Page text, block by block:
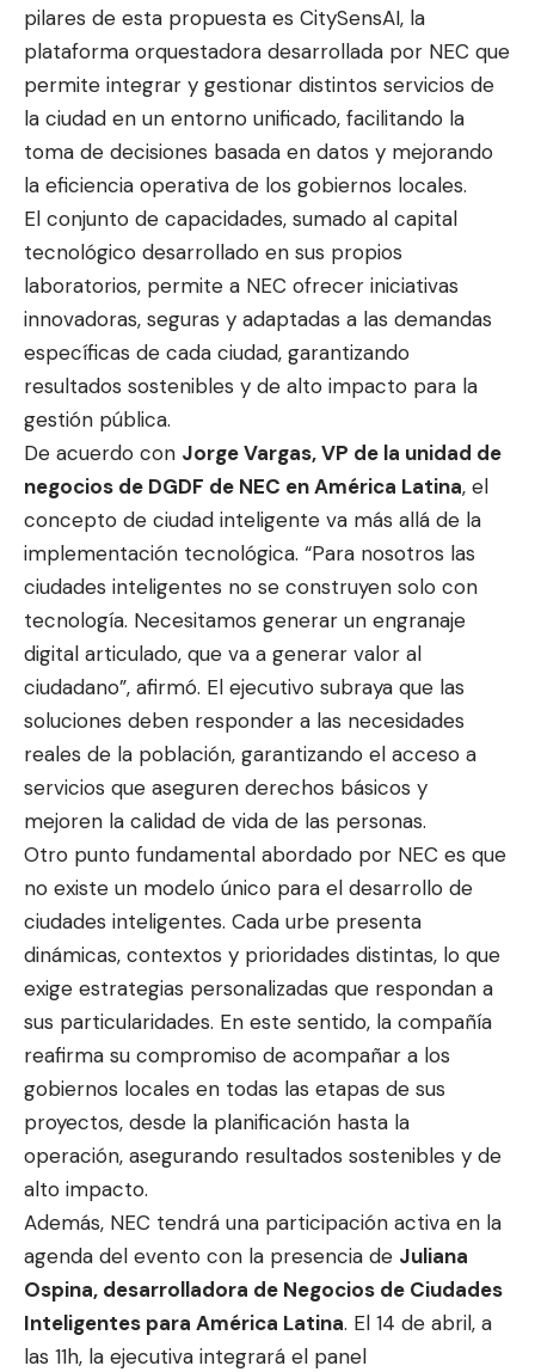
pilares de esta propuesta es CitySensAI, la
plataforma orquestadora desarrollada por NEC que
permite integrar y gestionar distintos servicios de
la ciudad en un entorno unificado, facilitando la
toma de decisiones basada en datos y mejorando
la eficiencia operativa de los gobiernos locales.
El conjunto de capacidades, sumado al capital
tecnológico desarrollado en sus propios
laboratorios, permite a NEC ofrecer iniciativas
innovadoras, seguras y adaptadas a las demandas
específicas de cada ciudad, garantizando
resultados sostenibles y de alto impacto para la
gestión pública.
De acuerdo con Jorge Vargas, VP de la unidad de
negocios de DGDF de NEC en América Latina, el
concepto de ciudad inteligente va más allá de la
implementación tecnológica. “Para nosotros las
ciudades inteligentes no se construyen solo con
tecnología. Necesitamos generar un engranaje
digital articulado, que va a generar valor al
ciudadano”, afirmó. El ejecutivo subraya que las
soluciones deben responder a las necesidades
reales de la población, garantizando el acceso a
servicios que aseguren derechos básicos y
mejoren la calidad de vida de las personas.
Otro punto fundamental abordado por NEC es que
no existe un modelo único para el desarrollo de
ciudades inteligentes. Cada urbe presenta
dinámicas, contextos y prioridades distintas, lo que
exige estrategias personalizadas que respondan a
sus particularidades. En este sentido, la compañía
reafirma su compromiso de acompañar a los
gobiernos locales en todas las etapas de sus
proyectos, desde la planificación hasta la
operación, asegurando resultados sostenibles y de
alto impacto.
Además, NEC tendrá una participación activa en la
agenda del evento con la presencia de Juliana
Ospina, desarrolladora de Negocios de Ciudades
Inteligentes para América Latina. El 14 de abril, a
las 11h, la ejecutiva integrará el panel